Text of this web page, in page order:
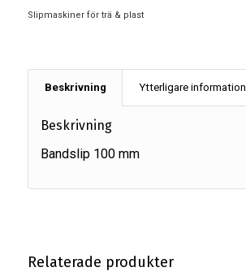
Slipmaskiner för trä & plast
Beskrivning Ytterligare information
Beskrivning
Bandslip 100 mm
Relaterade produkter